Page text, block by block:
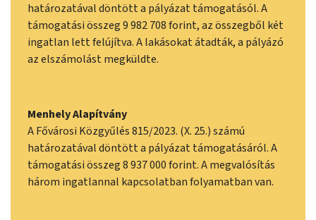
határozatával döntött a pályázat támogatásól. A
támogatási összeg 9 982 708 forint, az összegből két
ingatlan lett felújítva. A lakásokat átadták, a pályázó
az elszámolást megküldte.
Menhely Alapítvány
A Fővárosi Közgyűlés 815/2023. (X. 25.) számú
határozatával döntött a pályázat támogatásáról. A
támogatási összeg 8 937 000 forint. A megvalósítás
három ingatlannal kapcsolatban folyamatban van.